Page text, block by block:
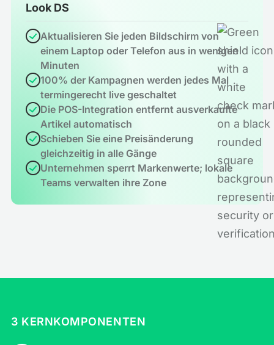
Look DS
Aktualisieren Sie jeden Bildschirm von
einem Laptop oder Telefon aus in wenigen
Minuten
100% der Kampagnen werden jedes Mal
termingerecht live geschaltet
Die POS-Integration entfernt ausverkaufte
Artikel automatisch
Schieben Sie eine Preisänderung
gleichzeitig in alle Gänge
Unternehmen sperrt Markenwerte; lokale
Teams verwalten ihre Zone
3 KERNKOMPONENTEN